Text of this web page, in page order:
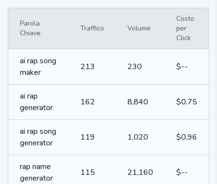
Parola
Chiave
Traffico Volume
Costo
per
Click
ai rap song
maker
213 230 $--
ai rap
generator
162 8,840 $0.75
ai rap song
generator
119 1,020 $0.96
rap name
generator
115 21,160 $--